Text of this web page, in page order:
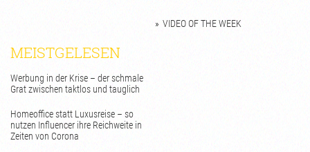
VIDEO OF THE WEEK
MEISTGELESEN
Werbung in der Krise – der schmale
Grat zwischen taktlos und tauglich
Homeoffice statt Luxusreise – so
nutzen Influencer ihre Reichweite in
Zeiten von Corona